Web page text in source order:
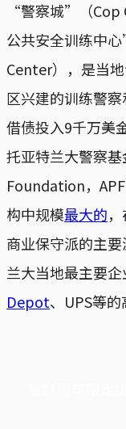
“警察城”（Cop
公共安全训练中
Center），是当
区兴建的训练警
借债投入9千万
托亚特兰大警察
Foundation，
构中规模最大的
商业保守派的主
兰大当地最主要
Depot、UPS等的